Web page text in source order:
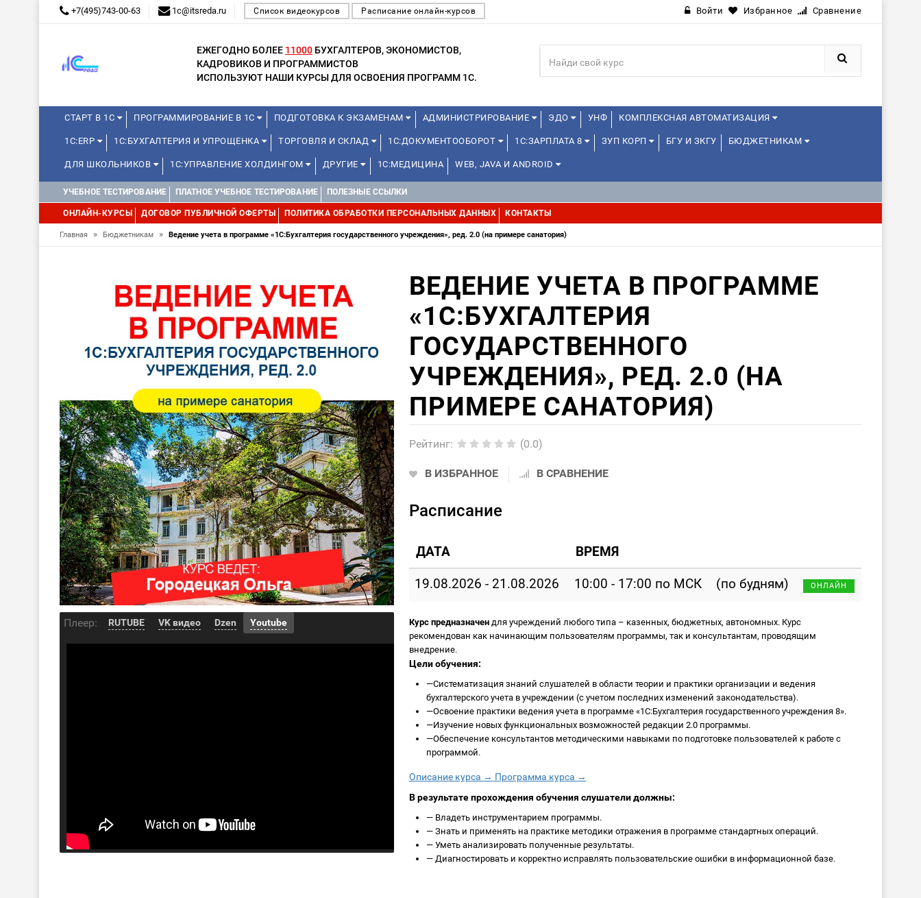
+7(495)743-00-63 1c@itsreda.ru Список видеокурсов Расписание онлайн-курсов Войти Избранное Сравнение
ЕЖЕГОДНО БОЛЕЕ 11000 БУХГАЛТЕРОВ, ЭКОНОМИСТОВ,
КАДРОВИКОВ И ПРОГРАММИСТОВ
ИСПОЛЬЗУЮТ НАШИ КУРСЫ ДЛЯ ОСВОЕНИЯ ПРОГРАММ 1С.
СТАРТ В 1С ПРОГРАММИРОВАНИЕ В 1С ПОДГОТОВКА К ЭКЗАМЕНАМ АДМИНИСТРИРОВАНИЕ ЭДО УНФ КОМПЛЕКСНАЯ АВТОМАТИЗАЦИЯ
1С:ERP 1С:БУХГАЛТЕРИЯ И УПРОЩЕНКА ТОРГОВЛЯ И СКЛАД 1С:ДОКУМЕНТООБОРОТ 1С:ЗАРПЛАТА 8 ЗУП КОРП БГУ И ЗКГУ БЮДЖЕТНИКАМ
ДЛЯ ШКОЛЬНИКОВ 1С:УПРАВЛЕНИЕ ХОЛДИНГОМ ДРУГИЕ 1С:МЕДИЦИНА WEB, JAVA И ANDROID
УЧЕБНОЕ ТЕСТИРОВАНИЕ ПЛАТНОЕ УЧЕБНОЕ ТЕСТИРОВАНИЕ ПОЛЕЗНЫЕ ССЫЛКИ
ОНЛАЙН-КУРСЫ ДОГОВОР ПУБЛИЧНОЙ ОФЕРТЫ ПОЛИТИКА ОБРАБОТКИ ПЕРСОНАЛЬНЫХ ДАННЫХ КОНТАКТЫ
Главная » Бюджетникам » Ведение учета в программе «1С:Бухгалтерия государственного учреждения», ред. 2.0 (на примере санатория)
Плеер: RUTUBE VK видео Dzen Youtube
ВЕДЕНИЕ УЧЕТА В ПРОГРАММЕ
«1С:БУХГАЛТЕРИЯ
ГОСУДАРСТВЕННОГО
УЧРЕЖДЕНИЯ», РЕД. 2.0 (НА
ПРИМЕРЕ САНАТОРИЯ)
Рейтинг: (0.0)
В ИЗБРАННОЕ В СРАВНЕНИЕ
Расписание
ДАТА ВРЕМЯ
19.08.2026 - 21.08.2026 10:00 - 17:00 по МСК (по будням) ОНЛАЙН
Курс предназначендля учреждений любого типа – казенных, бюджетных, автономных. Курс
рекомендован как начинающим пользователям программы, так и консультантам, проводящим
внедрение.
Цели обучения:
—Систематизация знаний слушателей в области теории и практики организации и ведения
бухгалтерского учета в учреждении (с учетом последних изменений законодательства).
—Освоение практики ведения учета в программе «1С:Бухгалтерия государственного учреждения 8».
—Изучение новых функциональных возможностей редакции 2.0 программы.
—Обеспечение консультантов методическими навыками по подготовке пользователей к работе с
программой.
Описание курса → Программа курса →
В результате прохождения обучения слушатели должны:
—Владеть инструментарием программы.
—Знать и применять на практике методики отражения в программе стандартных операций.
—Уметь анализировать полученные результаты.
—Диагностировать и корректно исправлять пользовательские ошибки в информационной базе.